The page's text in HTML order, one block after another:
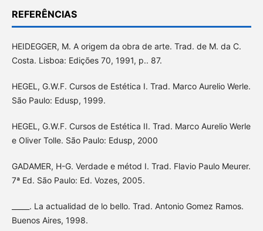
REFERÊNCIAS
HEIDEGGER, M. A origem da obra de arte. Trad. de M. da C.
Costa. Lisboa: Edições 70, 1991, p.. 87.
HEGEL, G.W.F. Cursos de Estética I. Trad. Marco Aurelio Werle.
São Paulo: Edusp, 1999.
HEGEL, G.W.F. Cursos de Estética II. Trad. Marco Aurelio Werle
e Oliver Tolle. São Paulo: Edusp, 2000
GADAMER, H-G. Verdade e métod I. Trad. Flavio Paulo Meurer.
7ª Ed. São Paulo: Ed. Vozes, 2005.
_____. La actualidad de lo bello. Trad. Antonio Gomez Ramos.
Buenos Aires, 1998.